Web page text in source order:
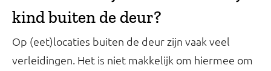
kind buiten de deur?
Op (eet)locaties buiten de deur zijn vaak veel
verleidingen. Het is niet makkelijk om hiermee om